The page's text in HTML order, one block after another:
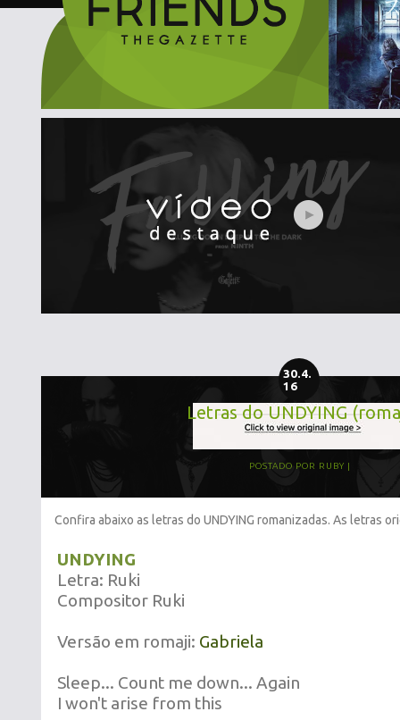
30.4.
16
Letras do UNDYING
POSTADO POR RUBY
Confira abaixo as letras do UNDYING romanizadas. As letras
UNDYING
Letra: Ruki
Compositor Ruki
Versão em romaji: Gabriela
Sleep... Count me down... Again
I won't arise from this